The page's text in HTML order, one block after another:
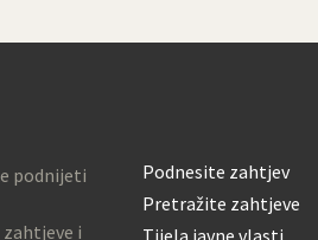
podnijeti
i
Podnesite zahtjev
Pretražite zahtjeve
Tijela javne vlasti